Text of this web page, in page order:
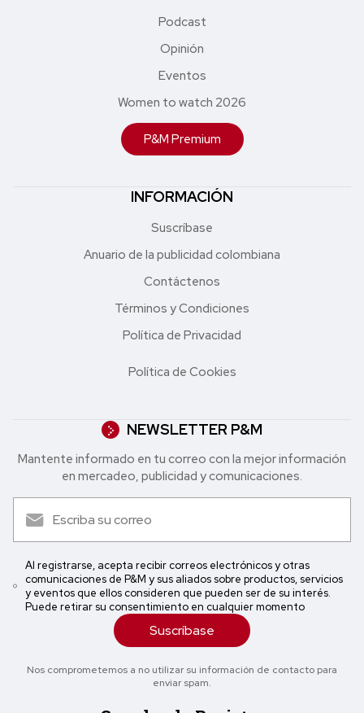
Podcast
Opinión
Eventos
Women to watch 2026
P&M Premium
INFORMACIÓN
Suscríbase
Anuario de la publicidad colombiana
Contáctenos
Términos y Condiciones
Política de Privacidad
Política de Cookies
NEWSLETTER P&M
Mantente informado en tu correo con la mejor in formación
en mercadeo, publicidad y comunicaciones.
Al registrarse, acepta recibir correos electrónicos y otras
comunicaciones de P&M y sus aliados sobre productos, servicios
y eventos que ellos consideren que pueden ser de su interés.
Puede retirar su consentimiento en cualquier momento
Suscríbase
Nos comprometemos a no utilizar su información de contacto para
enviar spam.